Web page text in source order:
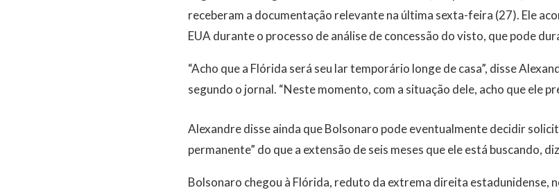
receberam a documentação relevante na última sexta-feira (27). Ele
EUA durante o processo de análise de concessão do visto, que pode
“Acho que a Flórida será seu lar temporário longe de casa”, disse
segundo o jornal. “Neste momento, com a situação dele, acho que ele
Alexandre disse ainda que Bolsonaro pode eventualmente decidir
permanente” do que a extensão de seis meses que ele está buscando,
Bolsonaro chegou à Flórida, reduto da extrema direita estadunidense,